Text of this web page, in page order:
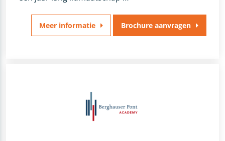
Meer informatie Brochure aanvragen